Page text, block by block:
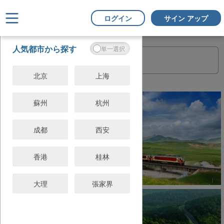
ログイン サイン アップ
フ
ィ
すべてクリ
ア
人気都市から探す
北京 上海
蘇州 杭州
成都 西安
香港 桂林
大理 張家界